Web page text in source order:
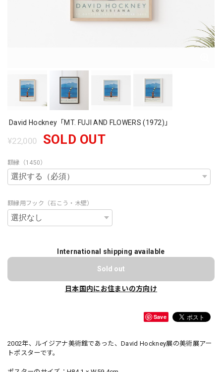
David Hockney「MT. FUJI AND FLOWERS (1972)」
¥22,000 SOLD OUT
額縁（1450）
額縁用フック（石こう・木壁）
International shipping available
Sold out
日本国内にお住まいの方向け
Save
2002年、ルイジアナ美術館であった、David Hockney展の美術展アー
トポスターです。